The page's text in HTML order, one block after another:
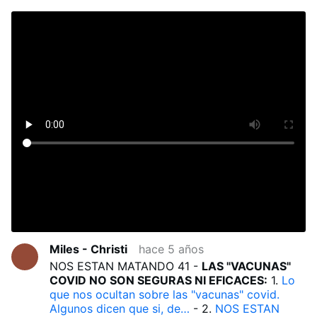
Miles - Christi
hace 5 años
NOS ESTAN MATANDO 41 - LAS "VACUNAS"
COVID NO SON SEGURAS NI EFICACES: 1. Lo
que nos ocultan sobre las "vacunas" covid.
Algunos dicen que si, de… - 2. NOS ESTAN